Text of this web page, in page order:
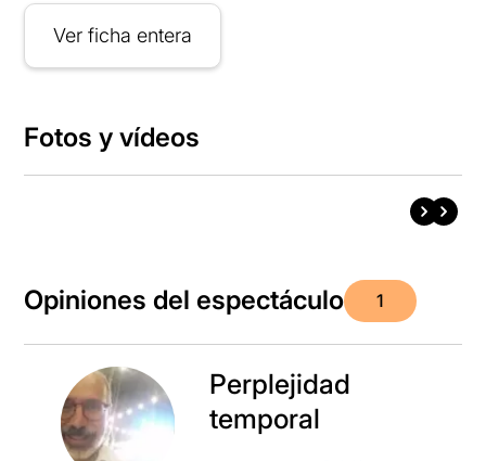
Ver ficha entera
Fotos y vídeos
Opiniones del espectáculo 1
Perplejidad
temporal